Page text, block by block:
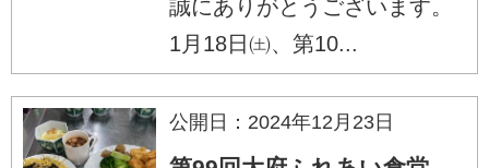
誠にありがとうございます。
1月18日㈯、第10...
公開日：2024年12月23日